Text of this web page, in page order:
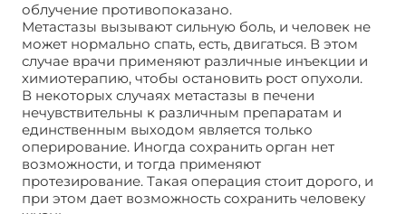
облучение противопоказано.
Метастазы вызывают сильную боль, и человек не
может нормально спать, есть, двигаться. В этом
случае врачи применяют различные инъекции и
химиотерапию, чтобы остановить рост опухоли.
В некоторых случаях метастазы в печени
нечувствительны к различным препаратам и
единственным выходом является только
оперирование. Иногда сохранить орган нет
возможности, и тогда применяют
протезирование. Такая операция стоит дорого, и
при этом дает возможность сохранить человеку